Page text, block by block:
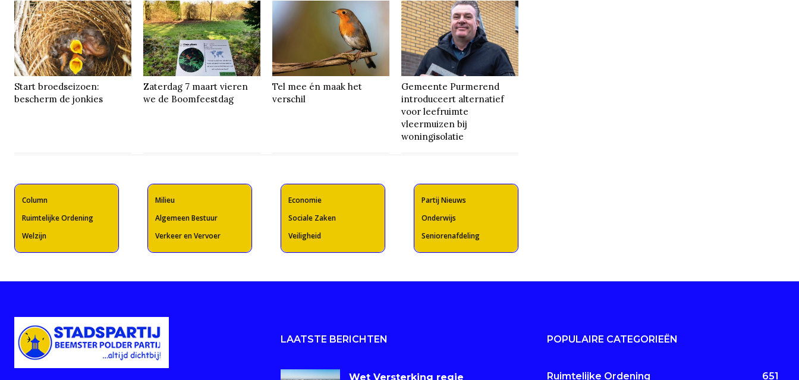
Start broedseizoen:
bescherm de jonkies
Zaterdag 7 maart vieren
we de Boomfeestdag
Tel mee én maak het
verschil
Gemeente Purmerend
introduceert alternatief
voor leefruimte
vleermuizen bij
woningisolatie
Column
Ruimtelijke Ordening
Welzijn
Milieu
Algemeen Bestuur
Verkeer en Vervoer
Economie
Sociale Zaken
Veiligheid
Partij Nieuws
Onderwijs
Seniorenafdeling
LAATSTE BERICHTEN
Wet Versterking regie
POPULAIRE CATEGORIEËN
Ruimtelijke Ordening 651